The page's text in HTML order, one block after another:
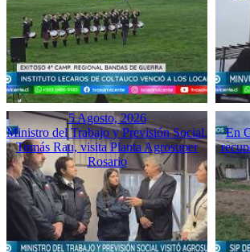
5 Agosto, 2026
Ministro del Trabajo y Previsión Social,
Tomás Rau, visita Planta Agrosuper
Rosario
En